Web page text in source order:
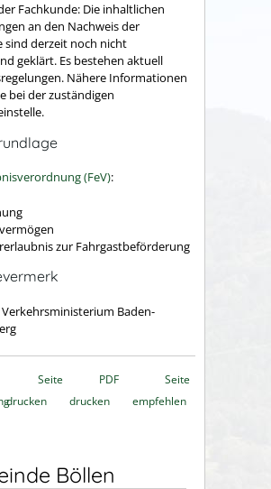
Fachkunde: Die inhaltlichen
an den Nachweis der
sind derzeit noch nicht
geklärt. Es bestehen aktuell
Nähere Informationen
bei der zuständigen
(FeV):
zur Fahrgastbeförderung
Verkehrsministerium Baden-
Seite
drucken
PDF
drucken
Seite
empfehlen
Böllen